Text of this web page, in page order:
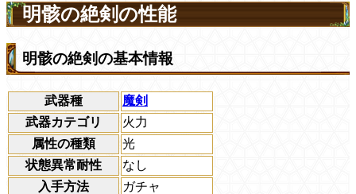
明骸の絶剣の性能
明骸の絶剣の基本情報
武器種
魔剣
武器カテゴリ
火力
属性の種類
光
状態異常耐性
なし
入手方法
ガチャ